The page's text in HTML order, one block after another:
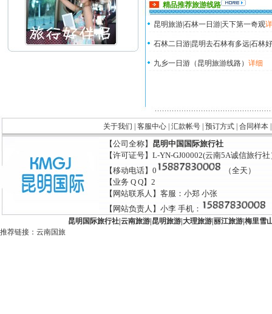
精品推荐旅游线路
昆明旅游|石林一日游|天下第一奇观
石林二日游|昆明去石林有多远|石林
详细
九乡一日游（昆明旅游线路）
关于我们 客服中心| 汇款帐号| 预订方式| 合同样本
【公司全称】 昆明中国国际旅行社
【许可证号】L-YN-GJ00002(云南5A诚信旅行社
【移动电话】0
（全天）
【业务 Q Q】2
【网站联系人】客服：小郑 小张
【网站负责人】小李 手机：
昆明国际旅行社| 云南旅游| 昆明旅游| 大理旅游| 丽江旅游| 梅里雪
推荐链接： 云南国旅